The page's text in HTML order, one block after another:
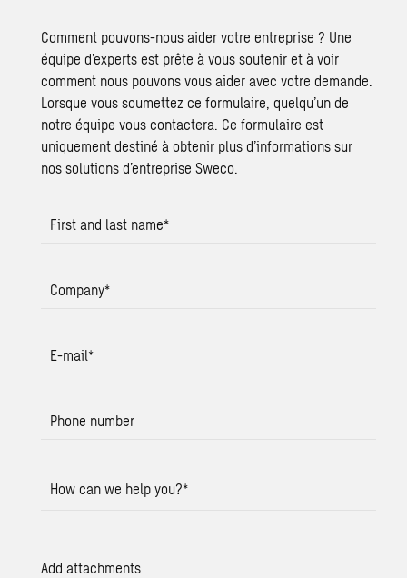
Comment pouvons-nous aider votre entreprise ? Une
équipe d’experts est prête à vous soutenir et à voir
comment nous pouvons vous aider avec votre demande.
Lorsque vous soumettez ce formulaire, quelqu’un de
notre équipe vous contactera. Ce formulaire est
uniquement destiné à obtenir plus d’informations sur
nos solutions d’entreprise Sweco.
First and last name*
Company*
E-mail*
Phone number
How can we help you?*
Add attachments